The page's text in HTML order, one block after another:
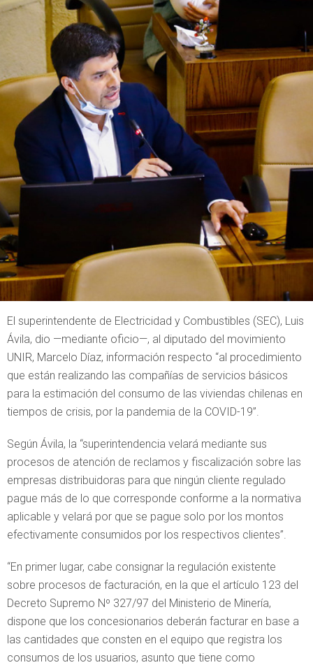
El superintendente de Electricidad y Combustibles (SEC), Luis
Ávila, dio —mediante oficio—, al diputado del movimiento
UNIR, Marcelo Díaz, información respecto “al procedimiento
que están realizando las compañías de servicios básicos
para la estimación del consumo de las viviendas chilenas en
tiempos de crisis, por la pandemia de la COVID-19”.
Según Ávila, la “superintendencia velará mediante sus
procesos de atención de reclamos y fiscalización sobre las
empresas distribuidoras para que ningún cliente regulado
pague más de lo que corresponde conforme a la normativa
aplicable y velará por que se pague solo por los montos
efectivamente consumidos por los respectivos clientes”.
“En primer lugar, cabe consignar la regulación existente
sobre procesos de facturación, en la que el artículo 123 del
Decreto Supremo Nº 327/97 del Ministerio de Minería,
dispone que los concesionarios deberán facturar en base a
las cantidades que consten en el equipo que registra los
consumos de los usuarios, asunto que tiene como